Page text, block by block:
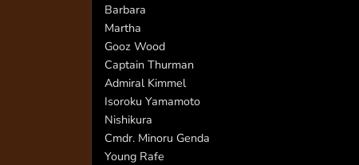
Barbara
Martha
Gooz Wood
Captain Thurman
Admiral Kimmel
Isoroku Yamamoto
Nishikura
Cmdr. Minoru Genda
Young Rafe